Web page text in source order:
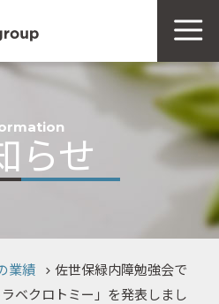
らせ
業績
佐世保緑内障勉強会で
ベクロトミー」を発表しまし